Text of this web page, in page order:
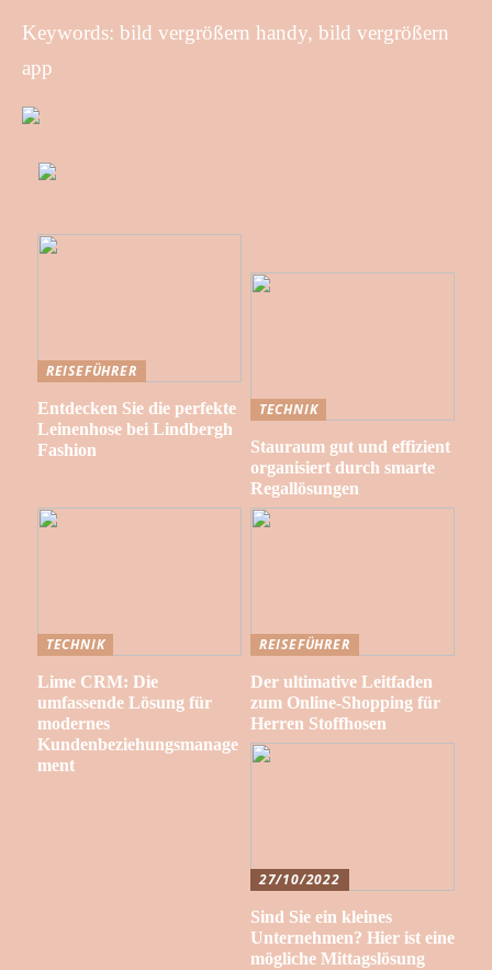
Keywords: bild vergrößern handy, bild vergrößern
app
REISEFÜHRER
Entdecken Sie die perfekte
Leinenhose bei Lindbergh
Fashion
TECHNIK
Stauraum gut und effizient
organisiert durch smarte
Regallösungen
TECHNIK
Lime CRM: Die
umfassende Lösung für
modernes
Kundenbeziehungsmanage
ment
REISEFÜHRER
Der ultimative Leitfaden
zum Online-Shopping für
Herren Stoffhosen
27/10/2022
Sind Sie ein kleines
Unternehmen? Hier ist eine
mögliche Mittagslösung